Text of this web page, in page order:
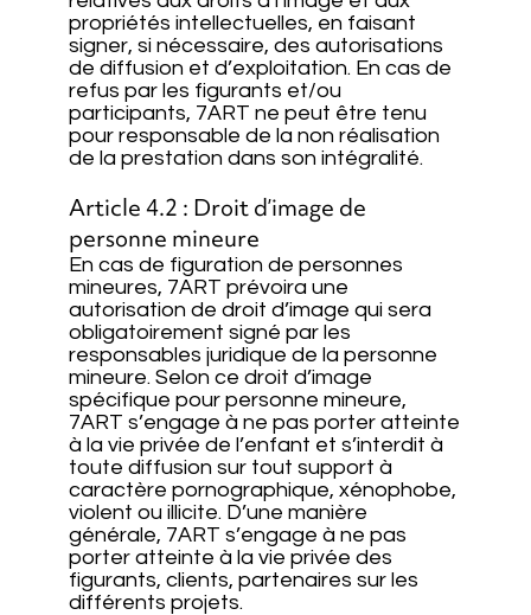
propriétés intellectuelles, en faisant
signer, si nécessaire, des autorisations
de diffusion et d’exploitation. En cas de
refus par les figurants et/ou
participants, 7ART ne peut être tenu
pour responsable de la non réalisation
de la prestation dans son intégralité.
Article 4.2 : Droit d’image de
personne mineure
En cas de figuration de personnes
mineures, 7ART prévoira une
autorisation de droit d’image qui sera
obligatoirement signé par les
responsables juridique de la personne
mineure. Selon ce droit d’image
spécifique pour personne mineure,
7ART s’engage à ne pas porter atteinte
à la vie privée de l’enfant et s’interdit à
toute diffusion sur tout support à
caractère pornographique, xénophobe,
violent ou illicite. D’une manière
générale, 7ART s’engage à ne pas
porter atteinte à la vie privée des
figurants, clients, partenaires sur les
différents projets.